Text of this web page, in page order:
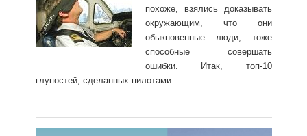
похоже, взялись доказывать
окружающим, что они
обыкновенные люди, тоже
способные совершать
ошибки. Итак, топ-10
глупостей, сделанных пилотами.